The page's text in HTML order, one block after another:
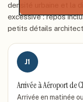
densité urbaine et la
excessive : repos
petits détails
J1
Arrivée à Aéroport de
Arrivée en matinée